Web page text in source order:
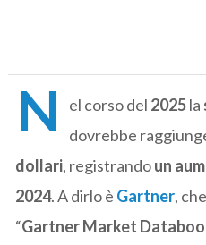
N el corso del 2025la
dovrebbe
dollari, registrandoun
2024. A dirlo è Gartner,
“Gartner Market